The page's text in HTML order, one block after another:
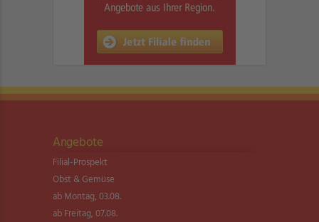
Angebote
Filial-Prospekt
Obst & Gemüse
ab Montag, 03.08.
ab Freitag, 07.08.